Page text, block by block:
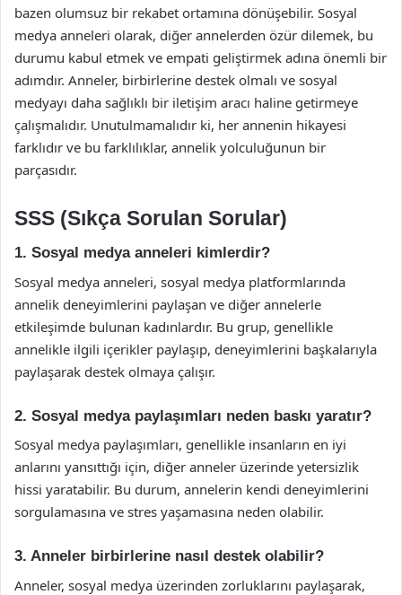
bazen olumsuz bir rekabet ortamına dönüşebilir. Sosyal
medya anneleri olarak, diğer annelerden özür dilemek, bu
durumu kabul etmek ve empati geliştirmek adına önemli bir
adımdır. Anneler, birbirlerine destek olmalı ve sosyal
medyayı daha sağlıklı bir iletişim aracı haline getirmeye
çalışmalıdır. Unutulmamalıdır ki, her annenin hikayesi
farklıdır ve bu farklılıklar, annelik yolculuğunun bir
parçasıdır.
SSS (Sıkça Sorulan Sorular)
1. Sosyal medya anneleri kimlerdir?
Sosyal medya anneleri, sosyal medya platformlarında
annelik deneyimlerini paylaşan ve diğer annelerle
etkileşimde bulunan kadınlardır. Bu grup, genellikle
annelikle ilgili içerikler paylaşıp, deneyimlerini başkalarıyla
paylaşarak destek olmaya çalışır.
2. Sosyal medya paylaşımları neden baskı yaratır?
Sosyal medya paylaşımları, genellikle insanların en iyi
anlarını yansıttığı için, diğer anneler üzerinde yetersizlik
hissi yaratabilir. Bu durum, annelerin kendi deneyimlerini
sorgulamasına ve stres yaşamasına neden olabilir.
3. Anneler birbirlerine nasıl destek olabilir?
Anneler, sosyal medya üzerinden zorluklarını paylaşarak,